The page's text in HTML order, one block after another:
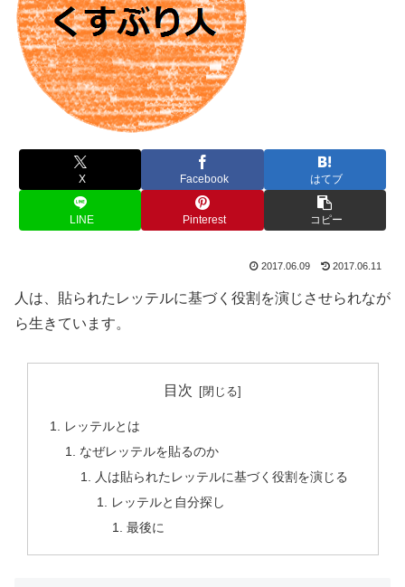
X Facebook はてブ
LINE Pinterest コピー
2017.06.09 2017.06.11
人は、貼られたレッテルに基づく役割を演じさせられなが
ら生きています。
目次
レッテルとは
なぜレッテルを貼るのか
人は貼られたレッテルに基づく役割を演じる
レッテルと自分探し
最後に